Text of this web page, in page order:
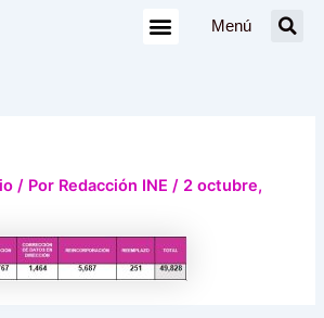
Menú
/ Por Redacción INE/ 2 octubre,